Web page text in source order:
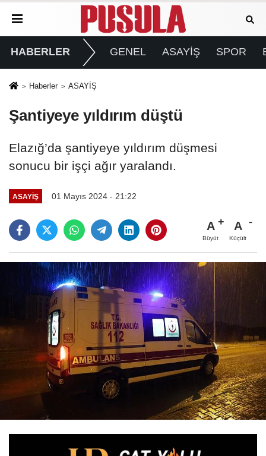
HABERLER GENEL ASAYİŞ SPOR
Haberler ASAYİŞ
Şantiyeye yıldırım düştü
Elazığ’da şantiyeye yıldırım düşmesi
sonucu bir işçi ağır yaralandı.
ASAYİŞ 01 Mayıs 2024 - 21:22
A
Büyüt
A
Küçült